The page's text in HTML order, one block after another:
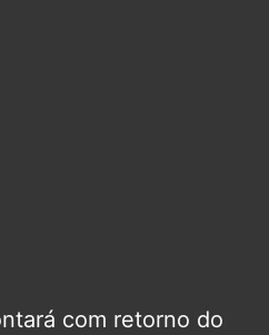
com retorno do